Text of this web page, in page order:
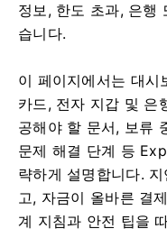
정보, 한도 초과, 은행
습니다.
이 페이지에서는 대시
카드, 전자 지갑 및 은
공해야 할 문서, 보류
문제 해결 단계 등
략하게 설명합니다.
고, 자금이 올바른 결
계 지침과 안전 팁을